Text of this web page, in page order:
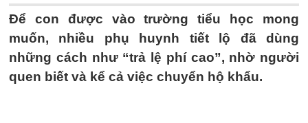
Để con được vào trường tiểu học mong
muốn, nhiều phụ huynh tiết lộ đã dùng
những cách như “trả lệ phí cao”, nhờ người
quen biết và kể cả việc chuyển hộ khẩu.